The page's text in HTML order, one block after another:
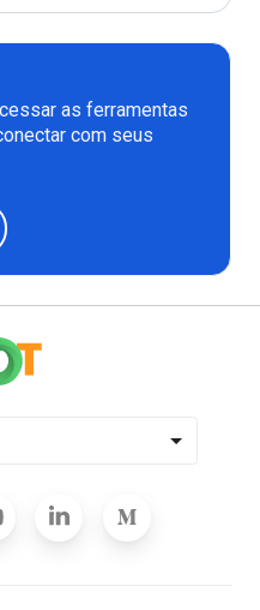
as ferramentas
com seus